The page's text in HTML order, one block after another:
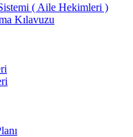
( Aile Hekimleri )
Kılavuzu